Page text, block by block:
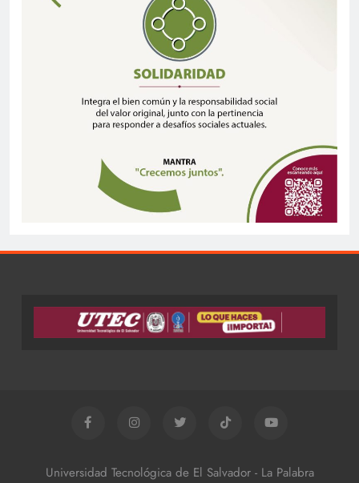
Universidad Tecnológica de El Salvador - La Palabra